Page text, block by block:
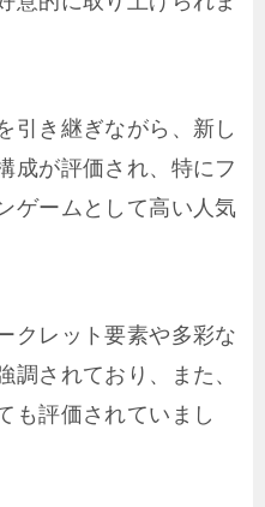
引き継ぎながら、新し
成が評価され、特にフ
ゲームとして高い人気
クレット要素や多彩な
調されており、また、
も評価されていまし